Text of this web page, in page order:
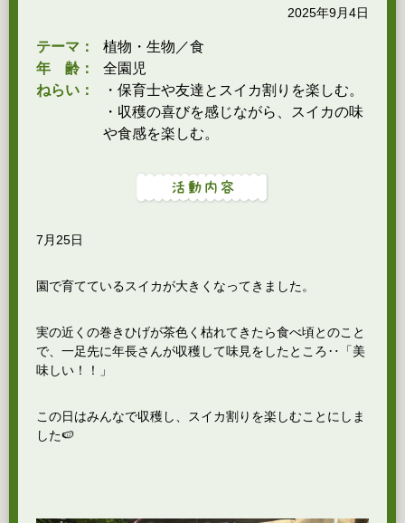
2025年9月4日
テーマ：
植物・生物／食
年 齢：
全園児
ねらい：
・保育士や友達とスイカ割りを楽しむ。
・収穫の喜びを感じながら、スイカの味
や食感を楽しむ。
7月25日
園で育てているスイカが大きくなってきました。
実の近くの巻きひげが茶色く枯れてきたら食べ頃とのこと
で、一足先に年長さんが収穫して味見をしたところ‥「美
味しい！！」
この日はみんなで収穫し、スイカ割りを楽しむことにしま
した🍉